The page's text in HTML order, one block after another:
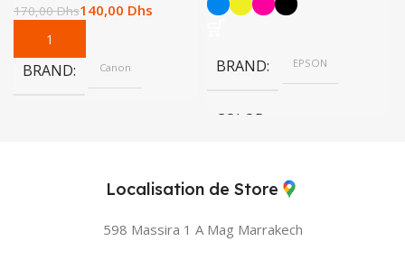
170,00Dhs140,00 Dhs
BRAND Canon BRAND EPSON
COLOR
Localisation de Store
598 Massira 1 A Mag Marrakech